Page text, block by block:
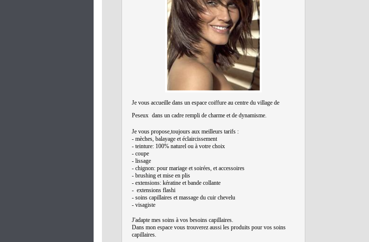
Je vous accueille dans un espace coiffure au centre du village de
Peseux dans un cadre rempli de charme et de dynamisme.
Je vous propose, toujours aux meilleurs tarifs :
- mèches, balayage et éclaircissement
- teinture: 100% naturel ou à votre choix
- coupe
- lissage
- chignon: pour mariage et soirées, et accessoires
- brushing et mise en plis
- extensions: kératine et bande collante
- extensions flashi
- soins capillaires et massage du cuir chevelu
- visagiste
J'adapte mes soins à vos besoins capillaires.
Dans mon espace vous trouverez aussi les produits pour vos soins
capillaires.